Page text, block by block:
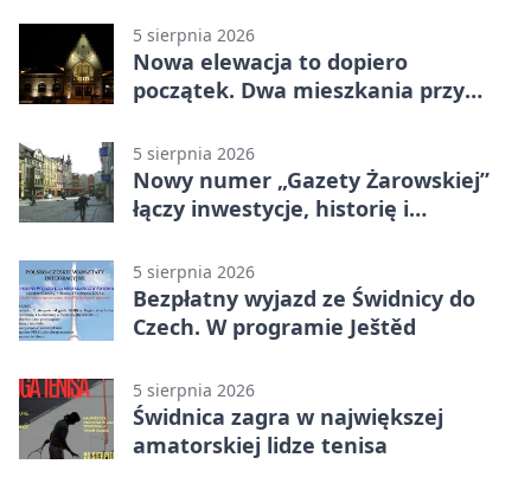
5 sierpnia 2026
Nowa elewacja to dopiero
początek. Dwa mieszkania przy
5 sierpnia 2026
Nowy numer „Gazety Żarowskiej”
łączy inwestycje, historię i
5 sierpnia 2026
Bezpłatny wyjazd ze Świdnicy do
Czech. W programie Ještěd
5 sierpnia 2026
Świdnica zagra w największej
amatorskiej lidze tenisa